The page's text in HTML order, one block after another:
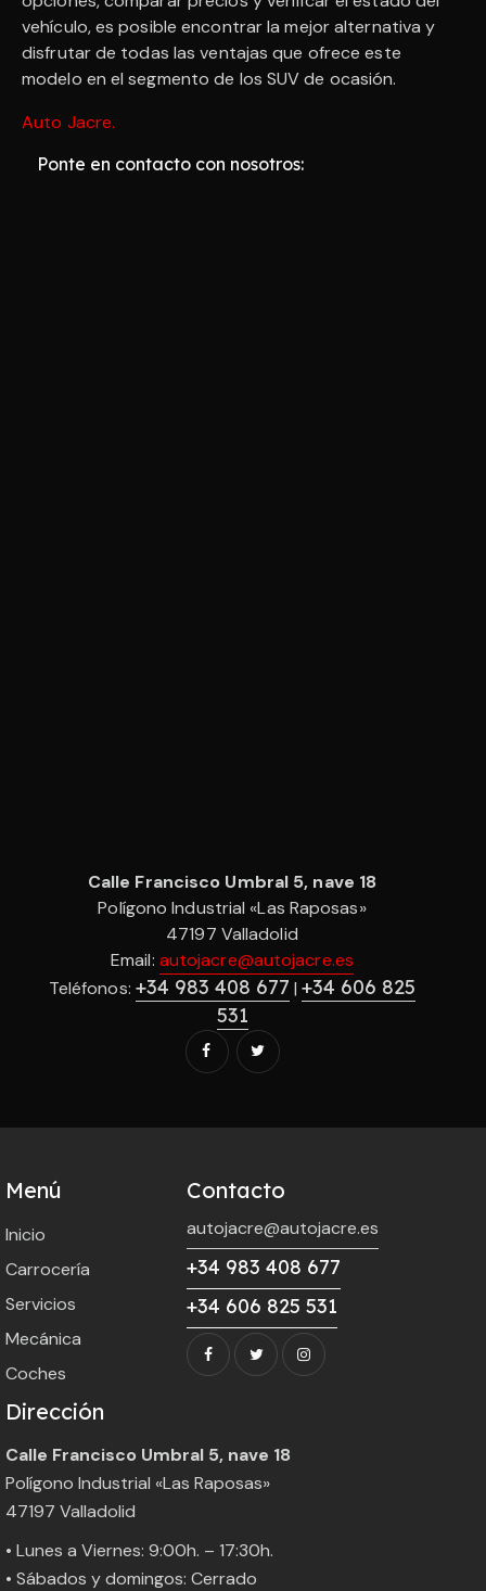
vehículo, es posible encontrar la mejor alternativa y
disfrutar de todas las ventajas que ofrece este
modelo en el segmento de los SUV de ocasión.
Auto Jacre.
Calle Francisco Umbral 5, nave 18
Polígono Industrial «Las Raposas»
47197 Valladolid
Email: autojacre@autojacre.es
Teléfonos: +34 983 408 677 |+34 606 825
531
Ponte en contacto con nosotros:
Menú
Inicio
Carrocería
Servicios
Mecánica
Coches
Contacto
autojacre@autojacre.es
+34 983 408 677
+34 606 825 531
Dirección
Calle Francisco Umbral 5, nave 18
Polígono Industrial «Las Raposas»
47197 Valladolid
• Lunes a Viernes: 9:00h. – 17:30h.
• Sábados y domingos: Cerrado